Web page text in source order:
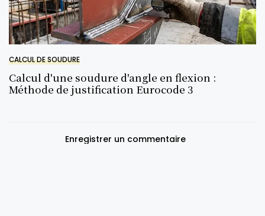
CALCUL DE SOUDURE
Calcul d'une soudure d'angle en flexion :
Méthode de justification Eurocode 3
Enregistrer un commentaire